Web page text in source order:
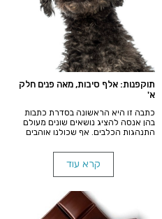
תוקפנות: אלף סיבות, מאה פנים חלק
א'
כתבה זו היא הראשונה בסדרת כתבות
בהן אנסה להציג נושאים שונים מעולם
התנהגות הכלבים. אף שכולנו אוהבים
חכמים וגדולים בתורה, הרי שפעמים רבות
אנו עומדים מול התנהגויות לא מובנות,
מטרידות, או בעייתיות של חברינו הטובים
קרא עוד